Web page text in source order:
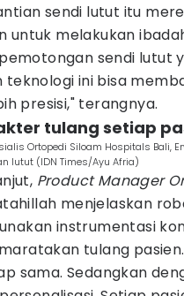
sendi lutut itu
untuk melakukan
sendi lutut
teknologi ini bisa
presisi," terangnya.
tulang setiap
Ortopedi Siloam Hospitals Bali,
lutut (IDN Times/Ayu Afria)
Product Manager
menjelaskan
instrumentasi
tulang
sama. Sedangkan